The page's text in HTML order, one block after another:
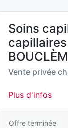
Soins
capillaires
Vente privée
Plus d'infos
Offre terminée